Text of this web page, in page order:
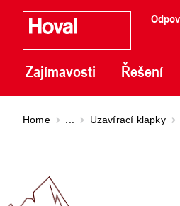
Zajímavosti Řešení
Home Uzavírací klapky